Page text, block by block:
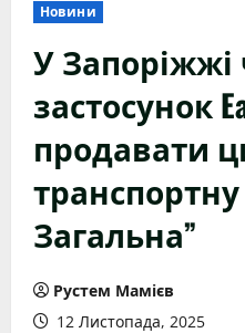
Новини
У Запоріжжі
застосунок
продавати
транспортну
Загальна”
Рустем Мамієв
12 Листопада, 2025